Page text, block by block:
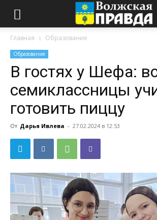
Главная Образование
Образование
В гостях у Шефа:
семиклассницы
готовить пиццу
От Дарья Ивлева - 27.02.2024 в 12:53